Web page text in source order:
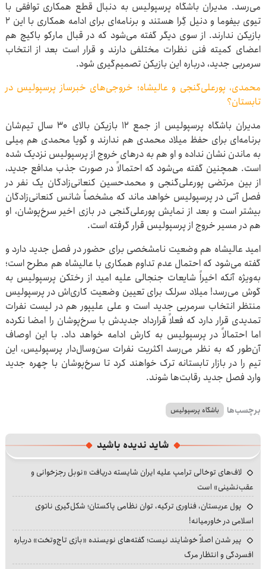
می‌رسد. مدیران باشگاه پرسپولیس به دنبال قطع همکاری توافقی با
تیوی بیفوما و دنیل گِرا هستند و برنامه‌ای برای ادامه همکاری با این ۲
بازیکن ندارند. از سوی دیگر گفته می‌شود که در قبال مارکو باکیچ هم
اعضای کمیته فنی نظرات مختلفی دارند و قرار است بعد از انتخاب
سرمربی جدید، درباره این بازیکن تصمیم‌گیری شود.
محمدی، پورعلی‌گنجی و عالیشاه؛ خروجی‌های خبرساز پرسپولیس در
تابستان؟
مدیران باشگاه پرسپولیس از جمع ۱۲ بازیکن بالای ۳۰ سالِ تیم‌شان
برنامه‌ای برای حفظ میلاد محمدی هم ندارند و گویا محمدی هم مِیلی
به ماندن نشان نداده و او هم به درهای خروج از پرسپولیس نزدیک شده
است. همچنین گفته می‌شود که احتمالاً در صورت جذب مدافع جدید،
از بین مرتضی پورعلی‌گنجی و محمدحسین کنعانی‌زادگان یک نفر در
فصل آتی در پرسپولیس خواهد ماند که مشخصاً شانس کنعانی‌زادگان
بیشتر است و بعد از نمایش پورعلی‌گنجی در بازی اخیر سرخ‌پوشان، او
هم در مسیر خروج از پرسپولیس قرار گرفته است.
امید عالیشاه هم وضعیت نامشخصی برای حضور در فصل جدید دارد و
گفته می‌شود که احتمال عدم تداوم همکاری با عالیشاه هم مطرح است؛
به‌ویژه آنکه اخیراً شایعات جنجالی علیه امید از رختکن پرسپولیس به
گوش می‌رسد! میلاد سرلک برای تعیین وضعیت کاری‌اش در پرسپولیس
منتظر انتخاب سرمربی جدید است و علی علیپور هم در لیست نفرات
تمدیدی قرار دارد که فعلاً قرارداد جدیدش با سرخ‌پوشان را امضا نکرده
اما احتمالاً در پرسپولیس به کارش ادامه خواهد داد. با این اوصاف
آن‌طور که به نظر می‌رسد اکثریت نفرات سن‌وسال‌دار پرسپولیس، این
تیم را در بازار تابستانه ترک خواهند کرد تا سرخ‌پوشان با چهره جدید
وارد فصل جدید رقابت‌ها شوند.
برچسب‌ها باشگاه پرسپولیس
شاید ندیده باشید
لاف‌های توخالی ترامپ علیه ایران شایسته دریافت «نوبل رجزخوانی و
عقب‌نشینی» است
پول عربستان، فناوری ترکیه، توان نظامی پاکستان؛ شکل‌گیری ناتوی
اسلامی در خاورمیانه!
پیر شدن اصلاً خوشایند نیست؛ گفته‌های نویسنده «بازی تاج‌وتخت» درباره
افسردگی و انتظار مرگ